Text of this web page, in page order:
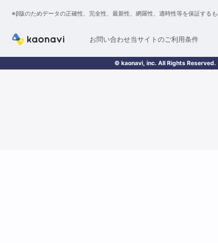
※β版のためデータの正確性、完全性、最新性、網羅性、適時性等を保証する
お問い合わせ当サイトのご利用条件
© kaonavi, inc. All Rights Reserved.